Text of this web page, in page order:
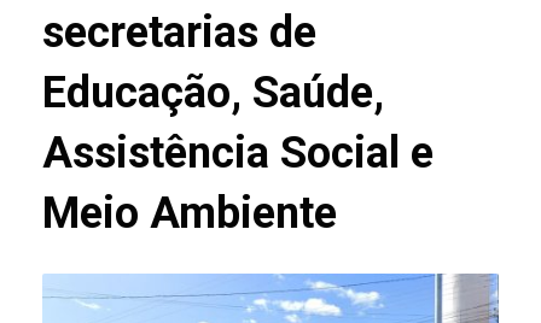
secretarias de
Educação, Saúde,
Assistência Social e
Meio Ambiente